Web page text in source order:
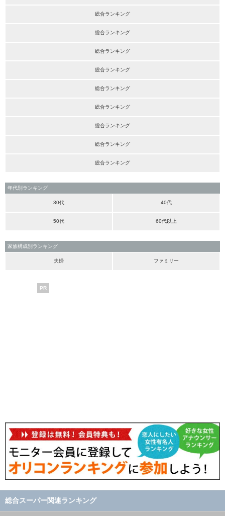
総合ランキング
総合ランキング
総合ランキング
総合ランキング
総合ランキング
総合ランキング
総合ランキング
総合ランキング
総合ランキング
年代別ランキング
30代 40代
50代 60代以上
家族構成別ランキング
夫婦 ファミリー
PR
総合スーパー関連ランキング